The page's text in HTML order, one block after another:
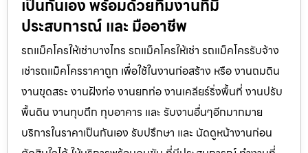
เป็นกันเอง พร้อมด้วยทีมงานที่มี
ประสบการณ์ และ มืออาชีพ
รถแม็คโครให้เช่าบางไทร รถแม็คโครให้เช่า รถแม็คโครรับจ้าง
เช่ารถแม็คโครราคาถูก เพื่อใช้ในงานก่อสร้าง หรือ งานถมดิน
งานขุดสระ งานฝังท่อ งานยกท่อ งานเคลียร์ริ่งพื้นที่ งานปรับ
พื้นดิน งานทุบตึก ทุบอาคาร และ รับงานอื่นๆอีกมากมาย
บริการในราคาเป็นกันเอง รับปรึกษา และ นัดดูหน้างานก่อน